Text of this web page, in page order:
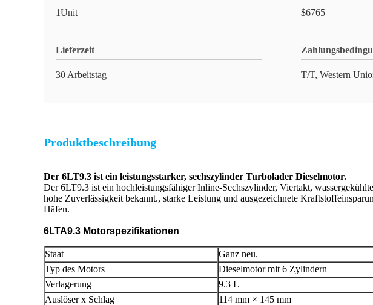
1Unit $6765
Lieferzeit
30 Arbeitstag T/T, Western
Produktbeschreibung
Der 6LT9.3 ist ein leistungsstarker, sechszylinder Turbolader Dieselmotor.
Der 6LT9.3 ist ein hochleistungsfähiger Inline-Sechszylinder, Viertakt,
hohe Zuverlässigkeit bekannt., starke Leistung und ausgezeichnete
Häfen.
6LTA9.3 Motorspezifikationen
Staat
Ganz neu.
Typ des Motors
Dieselmotor mit 6 Zylindern
Verlagerung
9.3 L
Auslöser x Schlag
114 mm × 145 mm